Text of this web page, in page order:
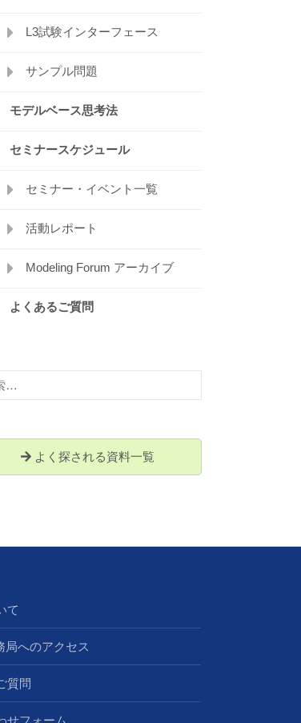
L3試験インターフェース
サンプル問題
モデルベース思考法
セミナースケジュール
セミナー・イベント一覧
活動レポート
Modeling Forum アーカイブ
よくあるご質問
よく探される資料一覧
て
局へのアクセス
質問
せフォーム